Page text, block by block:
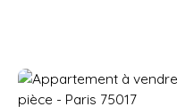
Estimation